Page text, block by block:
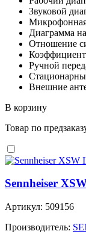
Звуковой
Микрофонная
Диаграмма
Отношение
Ручной
Внешние
В корзину
Товар по
Sennheiser
Артикул: 509156
Производитель: